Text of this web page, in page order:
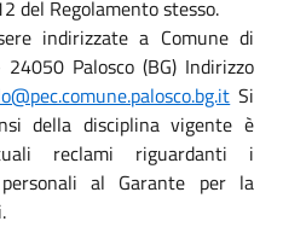
del Regolamento stesso.
indirizzate a Comune di
Palosco (BG) Indirizzo
Si
della disciplina vigente è
reclami riguardanti i
al Garante per la